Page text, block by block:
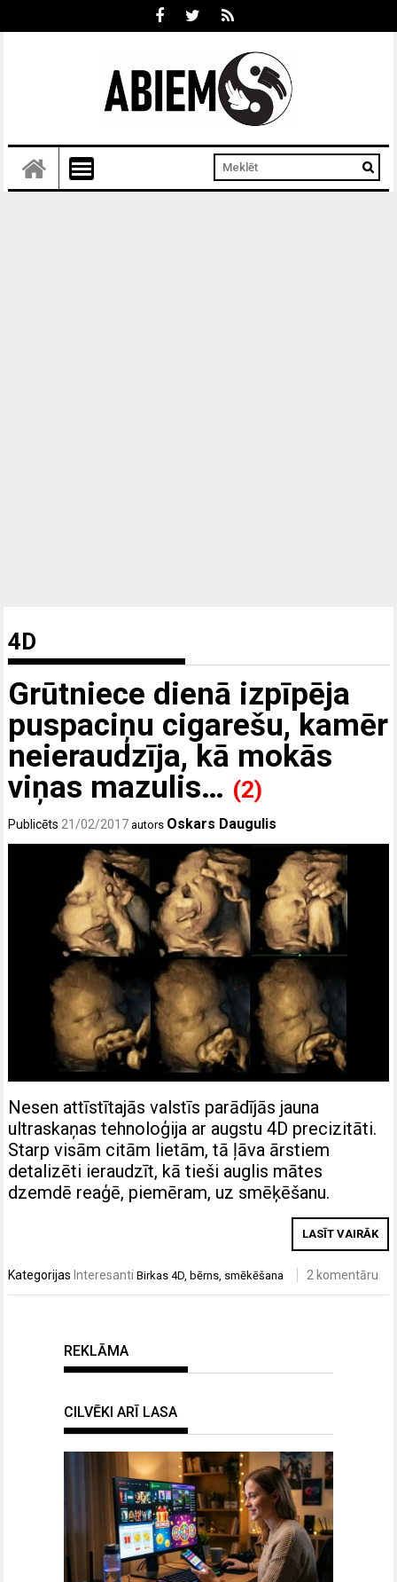
4D
Grūtniece dienā izpīpēja
puspaciņu cigarešu, kamēr
neieraudzīja, kā mokās
viņas mazulis… (2)
Publicēts 21/02/2017 autors Oskars Daugulis
Nesen attīstītajās valstīs parādījās jauna
ultraskaņas tehnoloģija ar augstu 4D precizitāti.
Starp visām citām lietām, tā ļāva ārstiem
detalizēti ieraudzīt, kā tieši auglis mātes
dzemdē reaģē, piemēram, uz smēķēšanu.
LASĪT VAIRĀK
Kategorijas Interesanti Birkas4D bērns smēkēšana 2 komentāru
REKLĀMA
CILVĒKI ARĪ LASA